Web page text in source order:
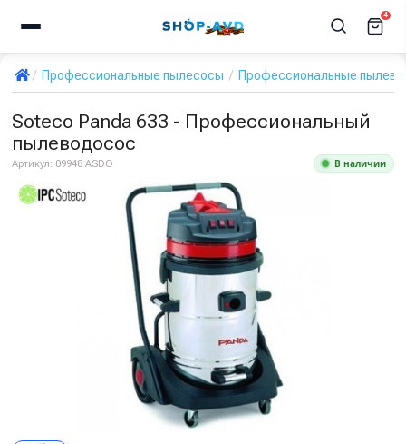
4
Профессиональные пылесосы Профессиональные
Soteco Panda 633 - Профессиональный
пылеводосос
Артикул: 09948 ASDO В наличии